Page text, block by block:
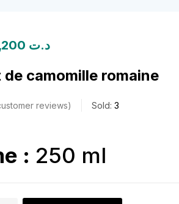
د.ت
camomille romaine
reviews Sold: 3
: 250 ml